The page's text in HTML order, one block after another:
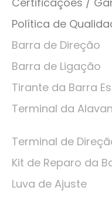
Política de
Barra de Direção
Barra de Ligação
Tirante da Barra
Terminal da
Terminal de
Kit de Reparo da
Luva de Ajuste